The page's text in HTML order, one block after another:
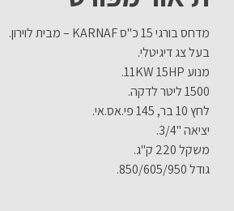
מדחס בורגי 15 כ"ס KARNAF – מבית לוירון.
בעל צג דיגיטלי.
מנוע 11KW 15HP.
1500 ליטר לדקה.
לחץ 10 בר, 145 פי.אס.אי.
יציאה "3/4.
משקל 220 ק"ג.
גודל 850/605/950.